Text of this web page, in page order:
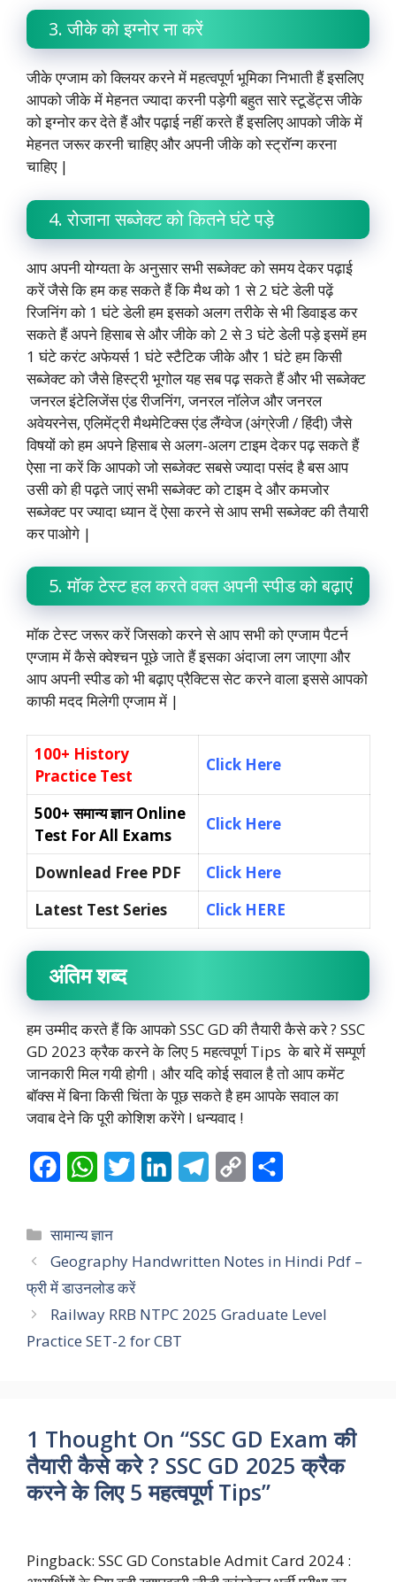
3. जीके को इग्नोर ना करें
जीके एग्जाम को क्लियर करने में महत्वपूर्ण भूमिका निभाती हैं इसलिए
आपको जीके में मेहनत ज्यादा करनी पड़ेगी बहुत सारे स्टूडेंट्स जीके
को इग्नोर कर देते हैं और पढ़ाई नहीं करते हैं इसलिए आपको जीके में
मेहनत जरूर करनी चाहिए और अपनी जीके को स्ट्रॉन्ग करना
चाहिए |
4. रोजाना सब्जेक्ट को कितने घंटे पड़े
आप अपनी योग्यता के अनुसार सभी सब्जेक्ट को समय देकर पढ़ाई
करें जैसे कि हम कह सकते हैं कि मैथ को 1 से 2 घंटे डेली पढ़ें
रिजनिंग को 1 घंटे डेली हम इसको अलग तरीके से भी डिवाइड कर
सकते हैं अपने हिसाब से और जीके को 2 से 3 घंटे डेली पड़े इसमें हम
1 घंटे करंट अफेयर्स 1 घंटे स्टैटिक जीके और 1 घंटे हम किसी
सब्जेक्ट को जैसे हिस्ट्री भूगोल यह सब पढ़ सकते हैं और भी सब्जेक्ट
जनरल इंटेलिजेंस एंड रीजनिंग, जनरल नॉलेज और जनरल
अवेयरनेस, एलिमेंट्री मैथमेटिक्स एंड लैंग्वेज (अंग्रेजी / हिंदी) जैसे
विषयों को हम अपने हिसाब से अलग-अलग टाइम देकर पढ़ सकते हैं
ऐसा ना करें कि आपको जो सब्जेक्ट सबसे ज्यादा पसंद है बस आप
उसी को ही पढ़ते जाएं सभी सब्जेक्ट को टाइम दे और कमजोर
सब्जेक्ट पर ज्यादा ध्यान दें ऐसा करने से आप सभी सब्जेक्ट की तैयारी
कर पाओगे |
5. मॉक टेस्ट हल करते वक्त अपनी स्पीड को बढ़ाएं
मॉक टेस्ट जरूर करें जिसको करने से आप सभी को एग्जाम पैटर्न
एग्जाम में कैसे क्वेश्चन पूछे जाते हैं इसका अंदाजा लग जाएगा और
आप अपनी स्पीड को भी बढ़ाए प्रैक्टिस सेट करने वाला इससे आपको
काफी मदद मिलेगी एग्जाम में |
100+ History
Practice Test
Click Here
500+ समान्य ज्ञानOnline
Test For All Exams
Click Here
Downlead Free PDF
Click Here
Latest Test Series
Click HERE
अंतिम शब्द
हम उम्मीद करते हैं कि आपको SSC GD की तैयारी कैसे करे ? SSC
GD 2023 क्रैक करने के लिए 5 महत्वपूर्ण Tips के बारे में सम्पूर्ण
जानकारी मिल गयी होगी। और यदि कोई सवाल है तो आप कमेंट
बॉक्स में बिना किसी चिंता के पूछ सकते है हम आपके सवाल का
जवाब देने कि पूरी कोशिश करेंगे l धन्यवाद !
c
e
b
o
o
W
a
t
s
A
p
t
t
e
r
k
d
e
r
y
i
r
Categories
सामान्य ज्ञान
Geography Handwritten Notes in Hindi Pdf –
फ्री में डाउनलोड करें
Railway RRB NTPC 2025 Graduate Level
Practice SET-2 for CBT
1 Thought On “SSC GD Exam की
तैयारी कैसे करे ? SSC GD 2025 क्रैक
करने के लिए 5 महत्वपूर्ण Tips”
Pingback: SSC GD Constable Admit Card 2024 :